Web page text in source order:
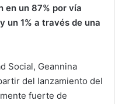
en un 87% por vía
un 1% a través de una
Social, Geannina
del lanzamiento del
fuerte de